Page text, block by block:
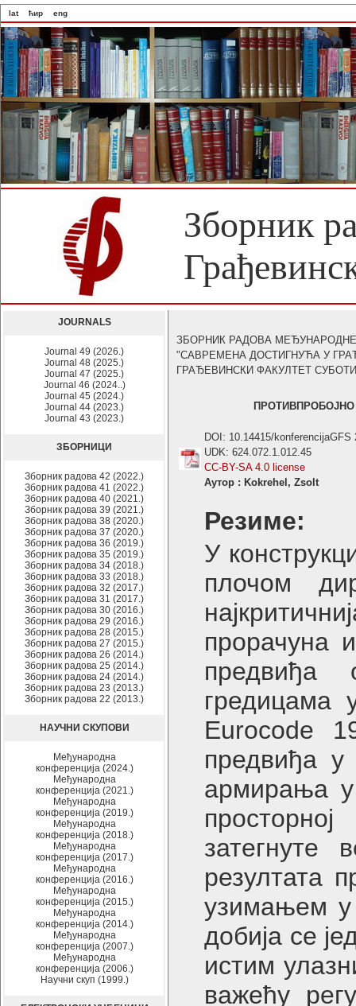
lat ћир eng
Зборник
JOURNALS
Journal 49 (2026.)
Journal 48 (2025.)
Journal 47 (2025.)
Journal 46 (2024..)
Journal 45 (2024.)
Journal 44 (2023.)
Journal 43 (2023.)
ЗБОРНИЦИ
Зборник радова 42 (2022.)
Зборник радова 41 (2022.)
Зборник радова 40 (2021.)
Зборник радова 39 (2021.)
Зборник радова 38 (2020.)
Зборник радова 37 (2020.)
Зборник радова 36 (2019.)
Зборник радова 35 (2019.)
Зборник радова 34 (2018.)
Зборник радова 33 (2018.)
Зборник радова 32 (2017.)
Зборник радова 31 (2017.)
Зборник радова 30 (2016.)
Зборник радова 29 (2016.)
Зборник радова 28 (2015.)
Зборник радова 27 (2015.)
Зборник радова 26 (2014.)
Зборник радова 25 (2014.)
Зборник радова 24 (2014.)
Зборник радова 23 (2013.)
Зборник радова 22 (2013.)
НАУЧНИ СКУПОВИ
Међународна
конференција (2024.)
Међународна
конференција (2021.)
Међународна
конференција (2019.)
Међународна
конференција (2018.)
Међународна
конференција (2017.)
Међународна
конференција (2016.)
Међународна
конференција (2015.)
Међународна
конференција (2014.)
Међународна
конференција (2007.)
Међународна
конференција (2006.)
Научни скуп (1999.)
ЗБОРНИК РАДОВА
"САВРЕМЕНА ДОСТИГНУЋА У
ГРАЂЕВИНСКИ ФАКУЛТЕТ
DOI: 10.14415/konferencijaGFS
UDK: 624.072.1.012.45
CC-BY-SA 4.0 license
Аутор : Kokrehel, Zsolt
Резиме:
У
плочом
прорачуна
предвиђа
гредицама
Eurocode
предвиђа у
армирања
затегнуте
резултата
узимањем у
добија се
истим
важећу